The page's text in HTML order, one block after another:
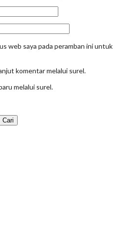
web saya pada peramban ini untuk
komentar melalui surel.
melalui surel.